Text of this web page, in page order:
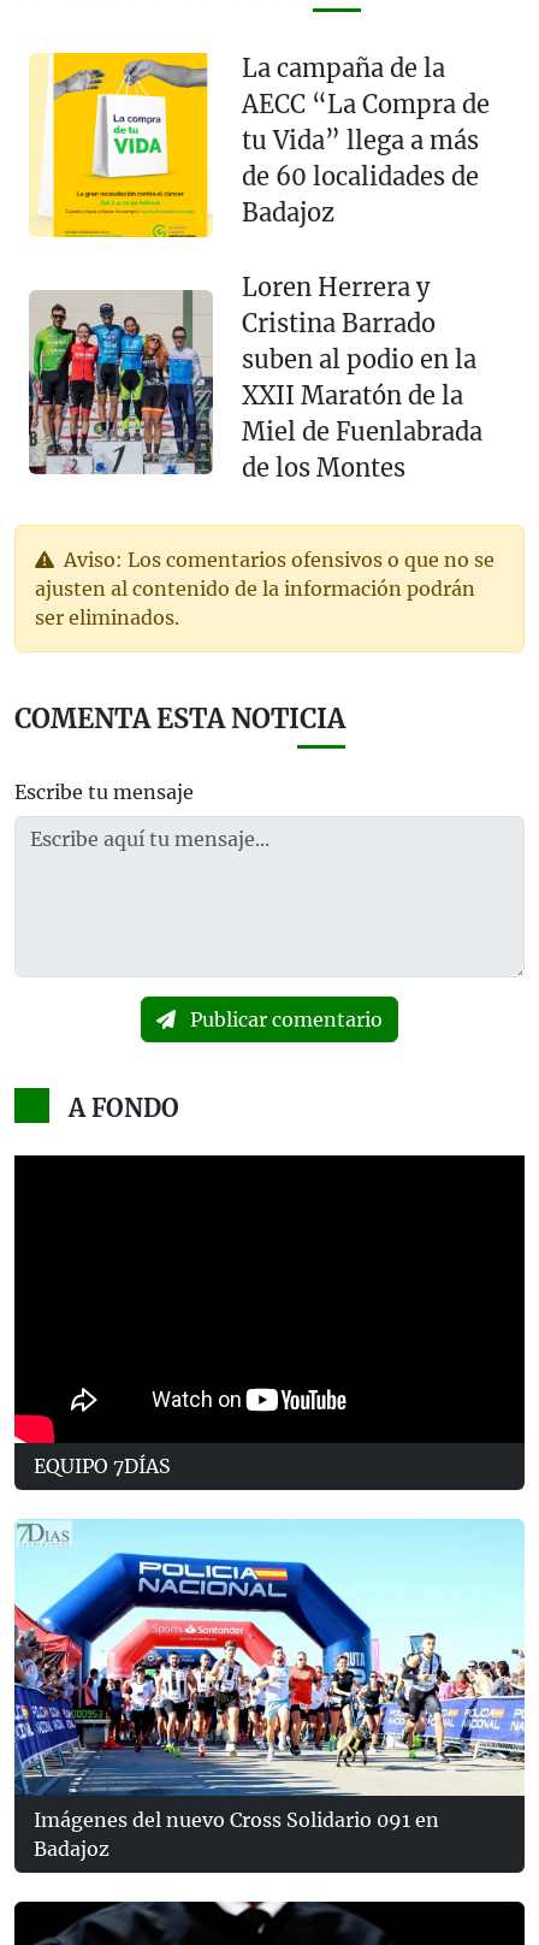
La campaña de la
AECC “La Compra de
tu Vida” llega a más
de 60 localidades de
Badajoz
Loren Herrera y
Cristina Barrado
suben al podio en la
XXII Maratón de la
Miel de Fuenlabrada
de los Montes
Aviso: Los comentarios ofensivos o que no se
ajusten al contenido de la información podrán
ser eliminados.
COMENTA ESTA NOTICIA
Escribe tu mensaje
Publicar comentario
A FONDO
EQUIPO 7DÍAS
Imágenes del nuevo Cross Solidario 091 en
Badajoz